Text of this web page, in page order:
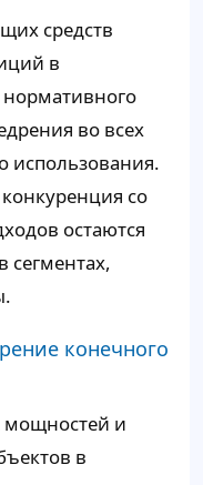
средств
в
нормативного
во всех
использования.
со
остаются
конечного
и
в